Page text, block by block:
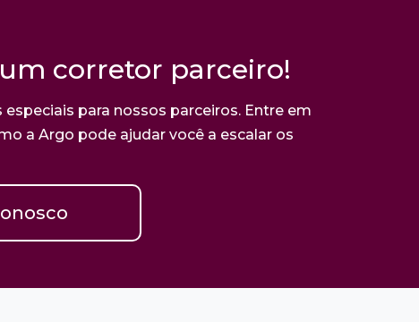
corretor parceiro!
para nossos parceiros. Entre em
a Argo pode ajudar você a escalar os